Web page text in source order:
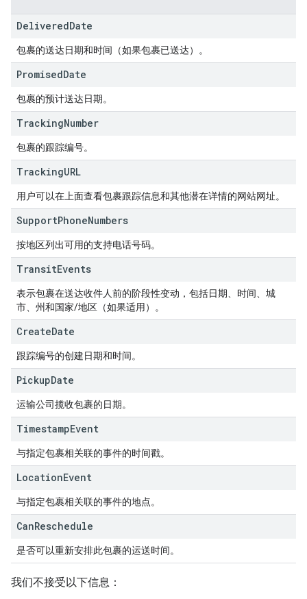
DeliveredDate
包裹的送达日期和时间（如果包裹已送达）。
PromisedDate
包裹的预计送达日期。
TrackingNumber
包裹的跟踪编号。
TrackingURL
用户可以在上面查看包裹跟踪信息和其他潜在详情的网站网址。
SupportPhoneNumbers
按地区列出可用的支持电话号码。
TransitEvents
表示包裹在送达收件人前的阶段性变动，包括日期、时间、城
市、州和国家/地区（如果适用）。
CreateDate
跟踪编号的创建日期和时间。
PickupDate
运输公司揽收包裹的日期。
TimestampEvent
与指定包裹相关联的事件的时间戳。
LocationEvent
与指定包裹相关联的事件的地点。
CanReschedule
是否可以重新安排此包裹的运送时间。
我们不接受以下信息：